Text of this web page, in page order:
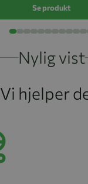
Se produkt
Nylig vist
Vi hjelper